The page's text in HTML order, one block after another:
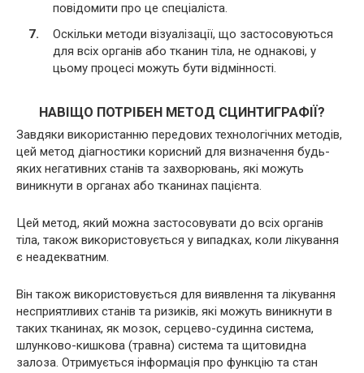
повідомити про це спеціаліста.
Оскільки методи візуалізації, що застосовуються
для всіх органів або тканин тіла, не однакові, у
цьому процесі можуть бути відмінності.
НАВІЩО ПОТРІБЕН МЕТОД СЦИНТИГРАФІЇ?
Завдяки використанню передових технологічних методів,
цей метод діагностики корисний для визначення будь-
яких негативних станів та захворювань, які можуть
виникнути в органах або тканинах пацієнта.
Цей метод, який можна застосовувати до всіх органів
тіла, також використовується у випадках, коли лікування
є неадекватним.
Він також використовується для виявлення та лікування
несприятливих станів та ризиків, які можуть виникнути в
таких тканинах, як мозок, серцево-судинна система,
шлунково-кишкова (травна) система та щитовидна
залоза. Отримується інформація про функцію та стан